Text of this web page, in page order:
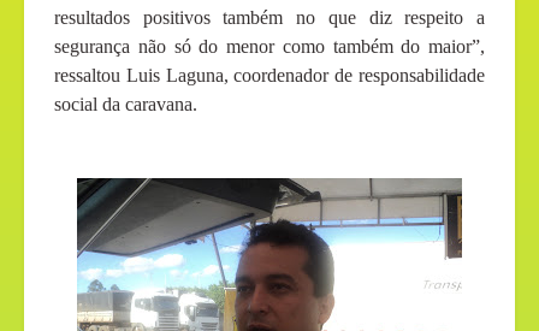
resultados positivos também no que diz respeito a
segurança não só do menor como também do maior”,
ressaltou Luis Laguna, coordenador de responsabilidade
social da caravana.